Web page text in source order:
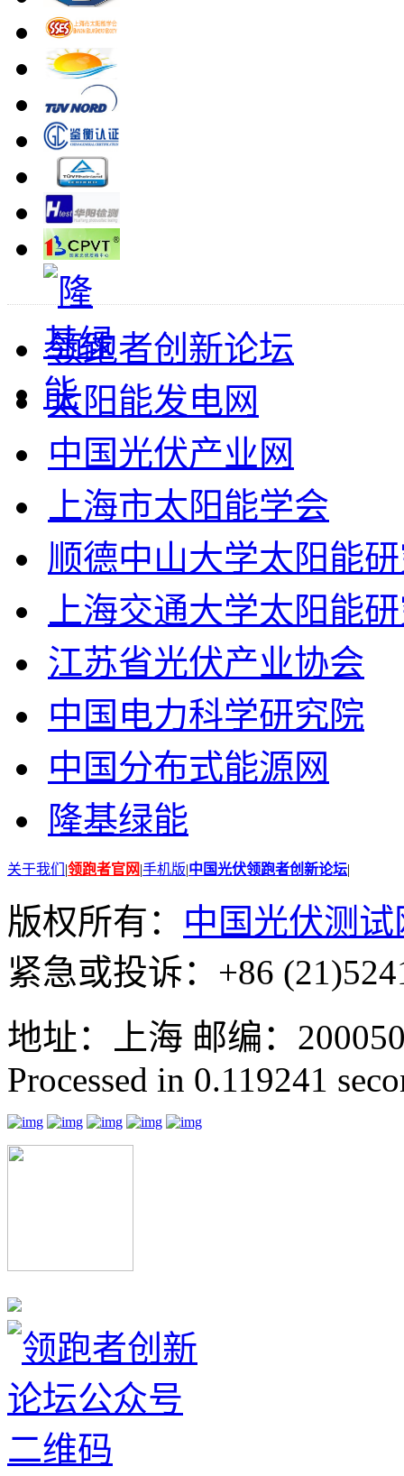
领跑者创新论坛
太阳能发电网
中国光伏产业网
上海市太阳能学会
顺德中山大学太阳能
上海交通大学太阳能
江苏省光伏产业协会
中国电力科学研究院
中国分布式能源网
隆基绿能
关于我们 |领跑者官网|手机版|中国光伏领跑者创新论坛|
版权所有： 中国光伏测试
紧急或投诉：+86
地址：上海 邮编：
Processed in 0.119241